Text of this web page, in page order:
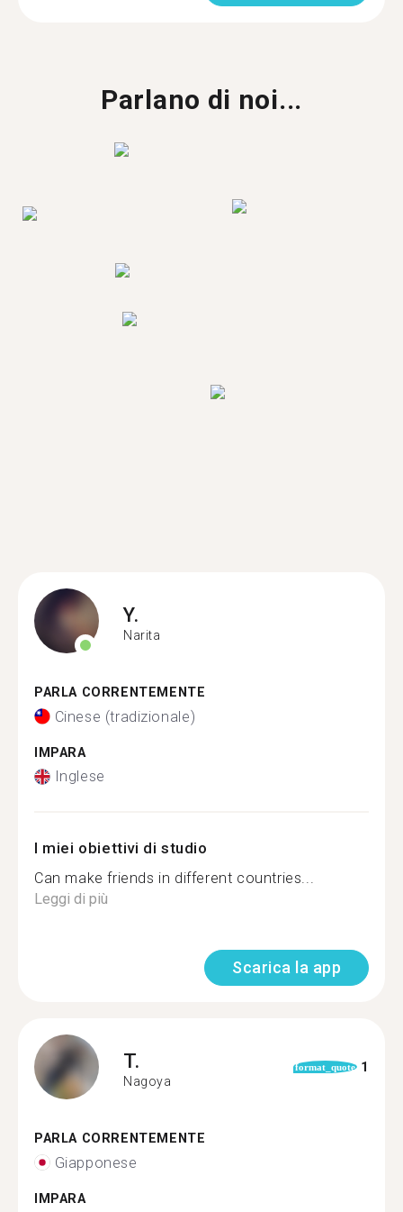
Parlano di noi...
Y.
Narita
PARLA CORRENTEMENTE
Cinese (tradizionale)
IMPARA
Inglese
I miei obiettivi di studio
Can make friends in different countries...
Leggi di più
Scarica la app
T.
Nagoya
format_quote 1
PARLA CORRENTEMENTE
Giapponese
IMPARA